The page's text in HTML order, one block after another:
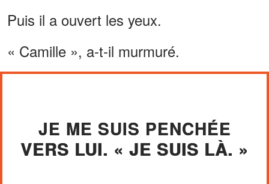
Puis il a ouvert les yeux.
« Camille », a-t-il murmuré.
JE ME SUIS PENCHÉE
VERS LUI. « JE SUIS LÀ. »